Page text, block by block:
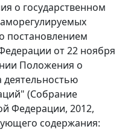
о государственном
постановлением
от 22 ноября
Положения о
деятельностью
(Собрание
Федерации, 2012,
содержания: